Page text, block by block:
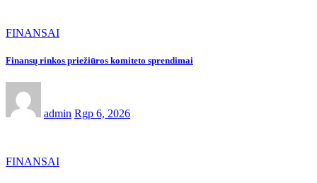
FINANSAI
Finansų rinkos priežiūros komiteto sprendimai
admin Rgp 6, 2026
FINANSAI